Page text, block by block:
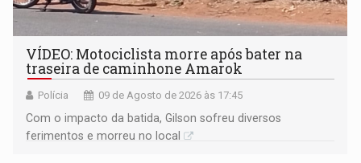
VÍDEO: Motociclista morre após bater na
traseira de caminhone Amarok
Polícia 09 de Agosto de 2026 às 17:45
​Com o impacto da batida, Gilson sofreu diversos
ferimentos e morreu no local